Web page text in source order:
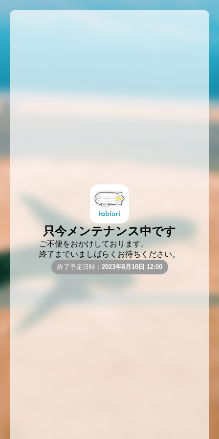
只今メンテナンス中です
ご不便をおかけしております。
終了までいましばらくお待ちください。
終了予定日時： 2023年8月10日 12:00